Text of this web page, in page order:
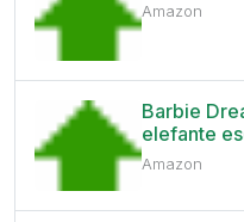
Amazon
Barbie
elefante
Amazon